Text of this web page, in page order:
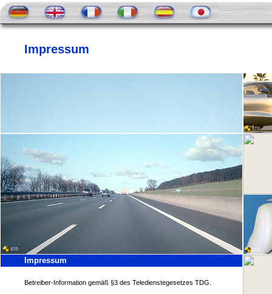
Impressum
Impressum
Betreiber-Information gemäß §3 des Teledienstegesetzes TDG.